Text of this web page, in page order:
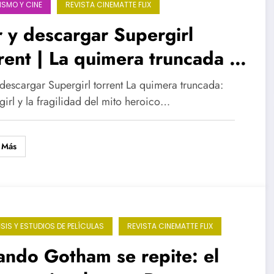
Y CINE REVISTA CINEMATTE FLIX
y descargar Supergirl
| La quimera truncada y
del mito heroico
en el cine
Supergirl torrent La quimera truncada:
y la fragilidad del mito heroico…
Y ESTUDIOS DE PELÍCULAS REVISTA CINEMATTE FLIX
Gotham se repite: el